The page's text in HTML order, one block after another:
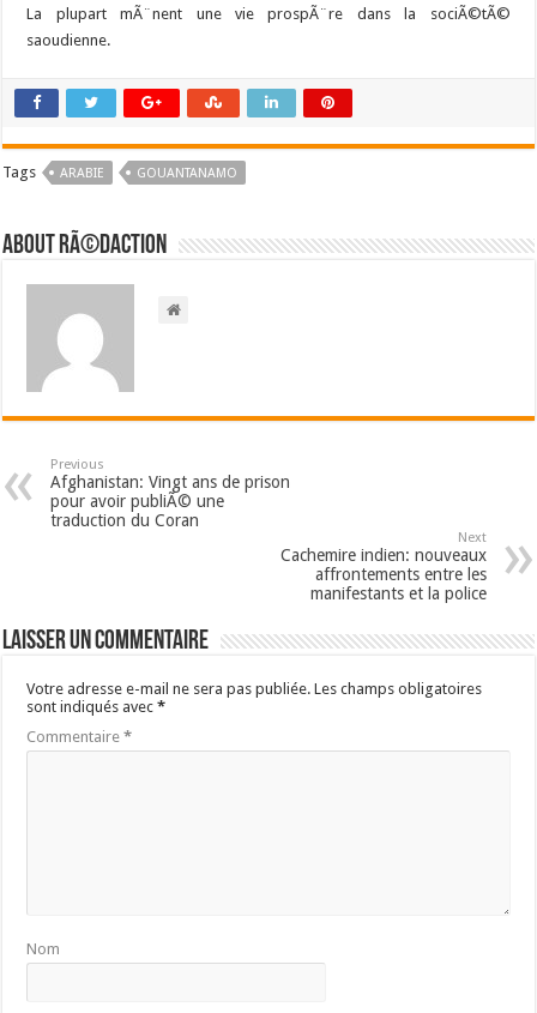
La plupart mÃ¨nent une vie prospÃ¨re dans la sociÃ©tÃ©
saoudienne.
Tags ARABIE GOUANTANAMO
About RÃ©daction
Previous
Afghanistan: Vingt ans de prison
pour avoir publiÃ© une
traduction du Coran
Next
Cachemire indien: nouveaux
affrontements entre les
manifestants et la police
Laisser un commentaire
Votre adresse e-mail ne sera pas publiée. Les champs obligatoires
sont indiqués avec*
Commentaire*
Nom